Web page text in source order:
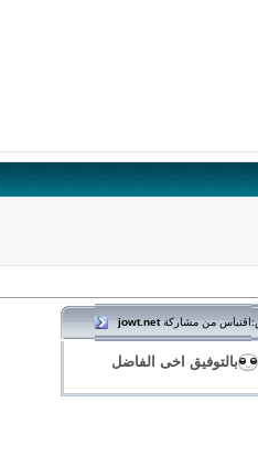
اقتباس من مشاركةjowt.net
بالتوفيق اخى الفاضل